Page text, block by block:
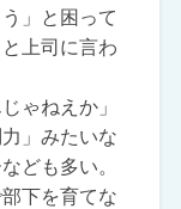
」と困って
上司に言わ
ゃねえか」
」みたいな
ども多い。
下を育てな